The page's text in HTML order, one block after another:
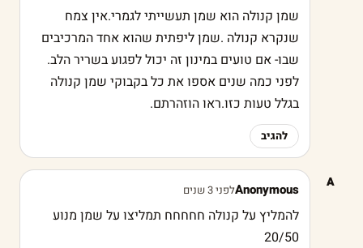
שמן קנולה הוא שמן תעשייתי לגמרי.אין צמח
שנקרא קנולה .שמן ליפתית שהוא אחד המרכיבים
שבו- אם טועים במינון זה יכול לפגוע בשריר הלב.
לפני כמה שנים אספו את כל בקבוקי שמן קנולה
בגלל טעות כזו.ראו הוזהרתם.
להגיב
A
Anonymousלפני 3 שנים
להמליץ על קנולה חחחחח תמליצו על שמן מנוע
20/50